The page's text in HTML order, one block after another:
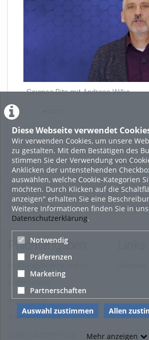
Diese Webseite verwendet
Wir verwenden Cookies, um unsere
zu gestalten. Mit dem Bestätigen des
stimmen Sie der Verwendung von
Anklicken der untenstehenden
auswählen, welche Cookie-Kategorien
möchten. Durch Klicken auf die
anzeigen" erhalten Sie eine
Weitere Informationen finden Sie in
Datenschutzerklärung.
Notwendig
Präferenzen
Marketing
Partnerschaften
Auswahl zustimmen Allen
Mehr anzeigen
Science Bits mit Andreas Wilke
06:13 duration
12267
LADE MEHR
Featured
Beliebtheit
Pflichtangaben
Impressum
Barrierefreiheit